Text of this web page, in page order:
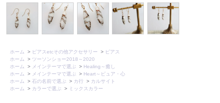
ホーム > ピアスetcその他アクセサリー > ピアス
ホーム
> ツーソンショー2018～2020
ホーム
> メインテーマで選ぶ > Healing～癒し
ホーム
> メインテーマで選ぶ > Heart～ピュア・心
ホーム
> 石の名前で選ぶ > カ行 > カルサイト
ホーム
> カラーで選ぶ > ミックスカラー